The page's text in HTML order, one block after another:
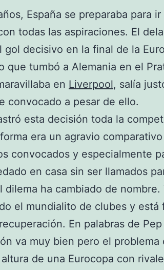
España se preparaba para
todas las aspiraciones. El
gol decisivo en la final de la
que tumbó a Alemania en el
en Liverpool, salía
convocado a pesar de ello.
esta decisión toda la
era un agravio
convocados y especialmente
en casa sin ser llamados
dilema ha cambiado de
el mundialito de clubes y está
En palabras de
va muy bien pero el problema
de una Eurocopa con